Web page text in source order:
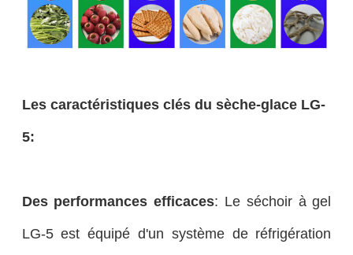
Les caractéristiques clés du sèche-glace LG-
5:
Des performances efficaces: Le séchoir à gel
LG-5 est équipé d'un système de réfrigération